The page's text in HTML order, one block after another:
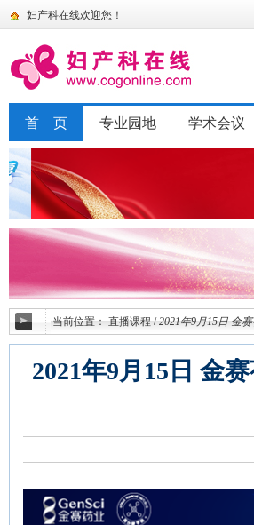
妇产科在线欢迎您！
首 页 专业园地 学术会议
当前位置：直播课程 / 2021年9月15日 金
2021年9月15日 金